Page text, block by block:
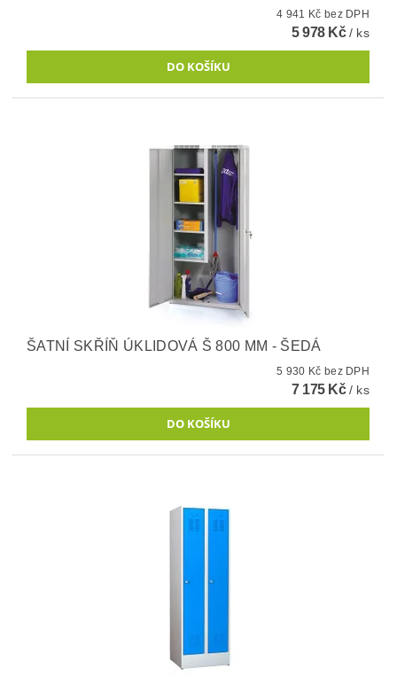
4 941 Kč bez DPH
5 978 Kč/ ks
ŠATNÍ SKŘÍŇ ÚKLIDOVÁ Š 800 MM - ŠEDÁ
5 930 Kč bez DPH
7 175 Kč/ ks